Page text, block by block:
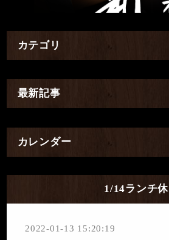
カテゴリ
最新記事
カレンダー
1/14ランチ休
2022-01-13 15:20:19